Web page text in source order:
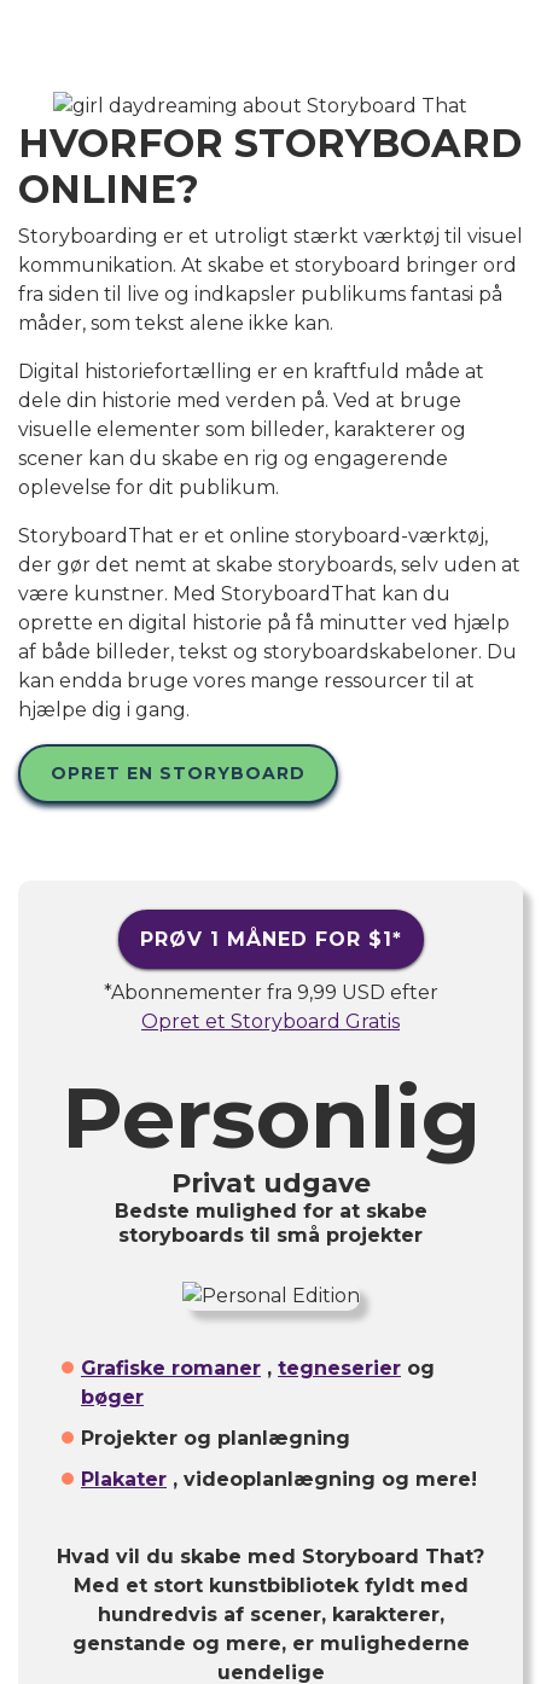
HVORFOR STORYBOARD
ONLINE?
Storyboarding er et utroligt stærkt værktøj til visuel
kommunikation. At skabe et storyboard bringer ord
fra siden til live og indkapsler publikums fantasi på
måder, som tekst alene ikke kan.
Digital historiefortælling er en kraftfuld måde at
dele din historie med verden på. Ved at bruge
visuelle elementer som billeder, karakterer og
scener kan du skabe en rig og engagerende
oplevelse for dit publikum.
StoryboardThat er et online storyboard-værktøj,
der gør det nemt at skabe storyboards, selv uden at
være kunstner. Med StoryboardThat kan du
oprette en digital historie på få minutter ved hjælp
af både billeder, tekst og storyboardskabeloner. Du
kan endda bruge vores mange ressourcer til at
hjælpe dig i gang.
OPRET EN STORYBOARD
PRØV 1 MÅNED FOR $1 *
*Abonnementer fra 9,99 USD efter
Opret et Storyboard Gratis
Personlig
Privat udgave
Bedste mulighed for at skabe
storyboards til små projekter
Grafiske romaner , tegneserier og
bøger
Projekter og planlægning
Plakater , videoplanlægning og mere!
Hvad vil du skabe med Storyboard That?
Med et stort kunstbibliotek fyldt med
hundredvis af scener, karakterer,
genstande og mere, er mulighederne
uendelige